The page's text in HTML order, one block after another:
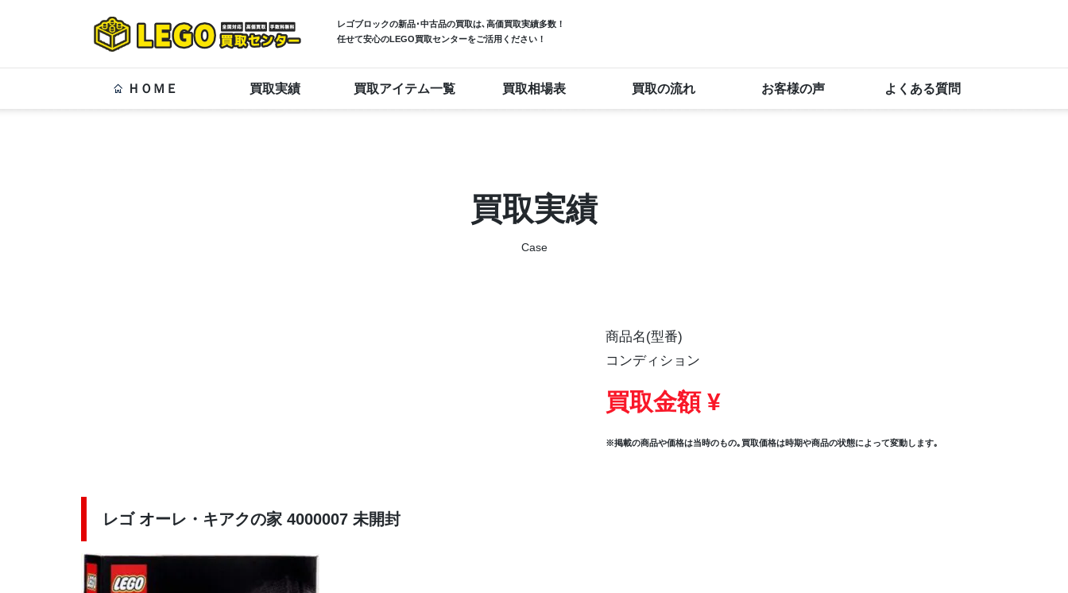
レゴブロックの新品･中古品の買取は､高価買取実績多数！
任せて安心のLEGO買取センターをご活用ください！
ＨＯＭＥ 買取実績 買取アイテム一覧 買取相場表 買取の流れ お客様の声 よくある質問
買取実績
Case
商品名(型番)
コンディション
買取金額 ¥
※掲載の商品や価格は当時のもの｡買取価格は時期や商品の状態によって変動します｡
レゴ オーレ・キアクの家 4000007 未開封